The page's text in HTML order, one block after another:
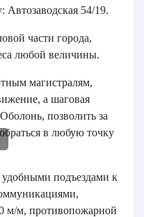
Автозаводская 54/19.
части города,
любой величины.
магистралям,
а шаговая
позволить за
в любую точку
подъездами к
м/м, противопожарной